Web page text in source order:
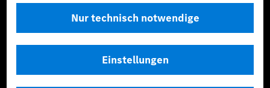
wurden intern nach Maßgabe der Zertifizierungsmethode „WLTP-
Prüfverfahren“ ermittelt. Es liegen bislang weder bestätigte Werte von
einer amtlich anerkannten Prüforganisation noch eine EG-
Typgenehmigung noch eine Konformitätsbescheinigung mit amtlichen
Werten vor. Abweichungen zwischen den Angaben und den amtlichen